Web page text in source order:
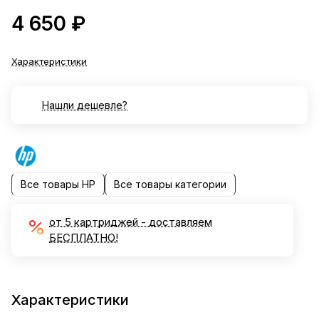
4 650 ₽
Характеристики
Нашли дешевле?
Все товары HP Все товары категории
от 5 картриджей - доставляем
БЕСПЛАТНО!
Характеристики